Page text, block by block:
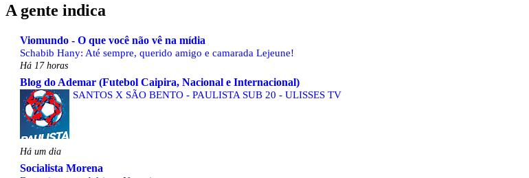
A gente indica
Viomundo - O que você não vê na mídia
Schabib Hany: Até sempre, querido amigo e camarada Lejeune!
Há 17 horas
Blog do Ademar (Futebol Caipira, Nacional e Internacional)
SANTOS X SÃO BENTO - PAULISTA SUB 20 - ULISSES TV
Há um dia
Socialista Morena